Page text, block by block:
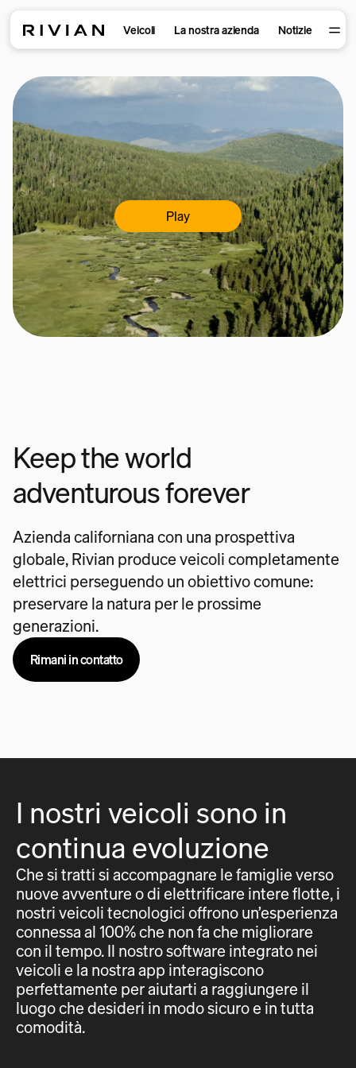
Veicoli La nostra azienda Notizie
Play
Keep the world
adventurous forever
Azienda californiana con una prospettiva
globale, Rivian produce veicoli completamente
elettrici perseguendo un obiettivo comune:
preservare la natura per le prossime
generazioni.
Rimani in contatto
I nostri veicoli sono in
continua evoluzione
Che si tratti si accompagnare le famiglie verso
nuove avventure o di elettrificare intere flotte, i
nostri veicoli tecnologici offrono un’esperienza
connessa al 100% che non fa che migliorare
con il tempo. Il nostro software integrato nei
veicoli e la nostra app interagiscono
perfettamente per aiutarti a raggiungere il
luogo che desideri in modo sicuro e in tutta
comodità.